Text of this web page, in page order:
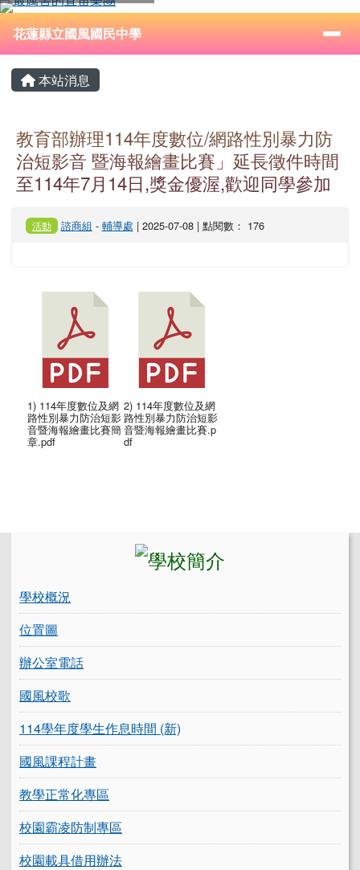
跳至主內容區
花蓮縣立國風國民中學
⏸
導覽列
花蓮縣立國風國民中學
主內容區域
本站消息
教育部辦理114年度數位/網路性別暴力防
治短影音 暨海報繪畫比賽」延長徵件時間
至114年7月14日,獎金優渥,歡迎同學參加
活動 諮商組 - 輔導處 | 2025-07-08 | 點閱數： 176
1) 114年度數位及網
路性別暴力防治短影
音暨海報繪畫比賽簡
章.pdf
2) 114年度數位及網
路性別暴力防治短影
音暨海報繪畫比賽.p
df
學校概況
位置圖
辦公室電話
國風校歌
114學年度學生作息時間 (新)
國風課程計畫
教學正常化專區
校園霸凌防制專區
校園載具借用辦法
頁尾區域